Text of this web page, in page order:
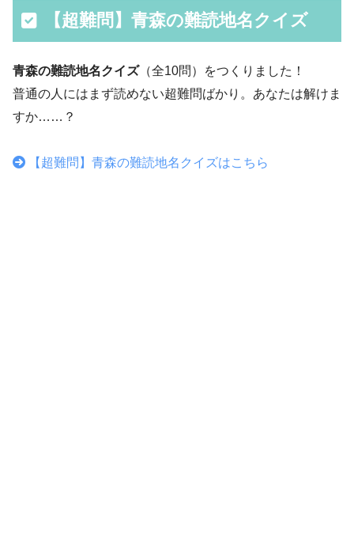
【超難問】青森の難読地名クイズ
青森の難読地名クイズ（全10問）をつくりました！
普通の人にはまず読めない超難問ばかり。あなたは解けま
すか……？
【超難問】青森の難読地名クイズはこちら